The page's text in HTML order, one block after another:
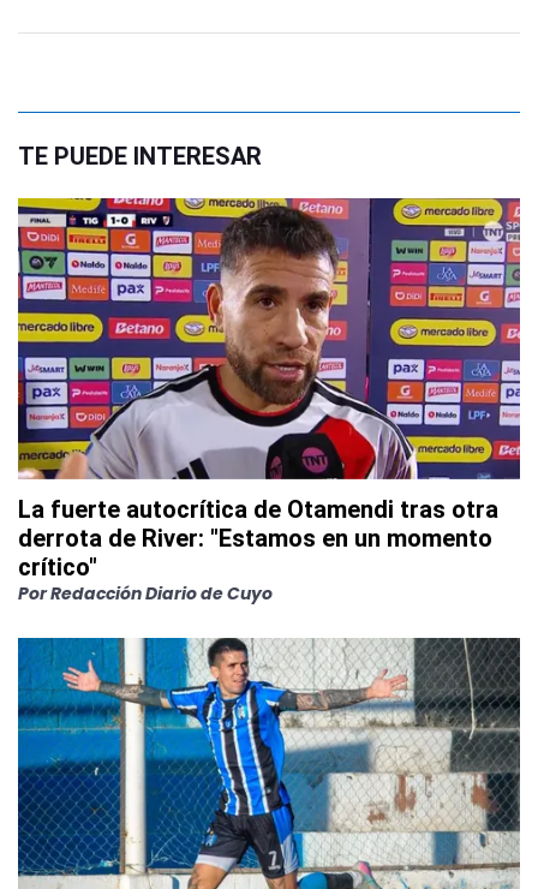
TE PUEDE INTERESAR
La fuerte autocrítica de Otamendi tras otra
derrota de River: "Estamos en un momento
crítico"
PorRedacción Diario de Cuyo